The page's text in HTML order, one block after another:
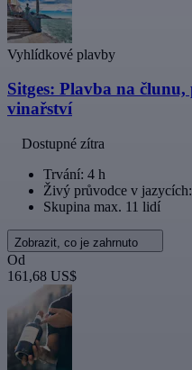
Vyhlídkové plavby
Sitges: Plavba na
vinařství
Dostupné zítra
Trvání: 4 h
Živý průvodce v
Skupina max. 11 lidí
Zobrazit, co je zahrnuto
Od
161,68 US$